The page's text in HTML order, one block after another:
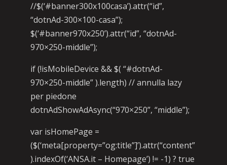
//$(‘#banner300x100casa’).attr(“id”,
“dotnAd-300×100-casa”);
$(‘#banner970x250’).attr(“id”, “dotnAd-
970×250-middle”);
if (!isMobileDevice && $( “#dotnAd-
970×250-middle” ).length) // annulla lazy
per piedone
dotnAdShowAdAsync(“970×250”, “middle”);
var isHomePage =
($(‘meta[property=”og:title”]’).attr(“content”
).indexOf(‘ANSA.it – Homepage’) != -1) ? true